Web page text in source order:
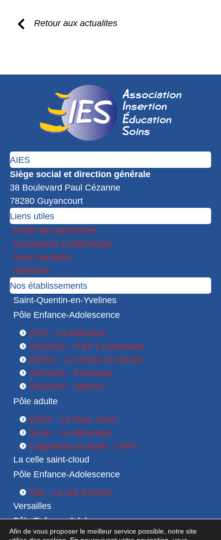
Retour aux actualites
AIES
Siège social et direction générale
38 Boulevard Paul Cézanne
78280 Guyancourt
Liens utiles
Droits des personnes
Documents à télécharger
Nous rejoindre
Adhésion
Nos établissements
Saint-Quentin-en-Yvelines
Pôle Enfance-Adolescence
ITEP - La Boissière
SESSAD - ITEP La Boissière
EMPro - La Plaine du Moulin
SESSAD - Pissaloup
SESSAD - UMEAS
Pôle adulte
ESAT - La Mare Savin
SAJH - Le Mérantais
Logements Inclusifs - HAPY
La celle saint-cloud
Pôle Enfance-Adolescence
IME - Le pré d'Orient
Versailles
Pôle Enfance-Adolescence
Afin de vous proposer le meilleur service possible, notre site